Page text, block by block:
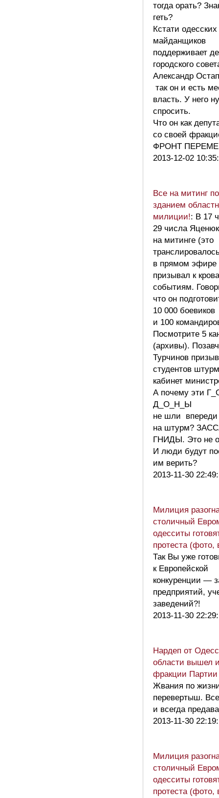
тогда орать?
геть?
Кстати одесских
майданщиков
поддерживает
городского
Александр
так он и есть
власть. У него
спросить.
Что он как
со своей
ФРОНТ
2013-12-02
Все на митинг
зданием
милиции!: В 17
29 числа Яценюк
на митинге (это
в прямом эфире
призывал к
событиям.
что он
10 000 боевиков
и 100
Посмотрите 5
(архивы).
Турчинов
студентов
кабинет
А почему эти
Д_О_Н_Ы
не шли впереди
на штурм?
ГНИДЫ. Это не
И люди будут
им верить?
2013-11-30
Милиция
столичный
одесситы
протеста (фото,
Так Вы уже
к Европейской
конкуренции —
предприятий,
заведений?!
2013-11-30
Нардеп от
области вышел
фракции Партии
Жвания по
перевертыш.
и всегда
2013-11-30
Милиция
столичный
одесситы
протеста (фото,